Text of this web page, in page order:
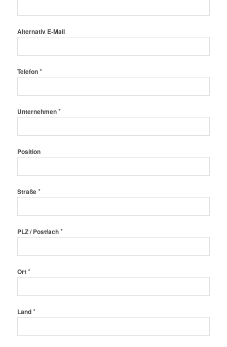
Alternativ E-Mail
Telefon*
Unternehmen*
Position
Straße*
PLZ / Postfach*
Ort*
Land*